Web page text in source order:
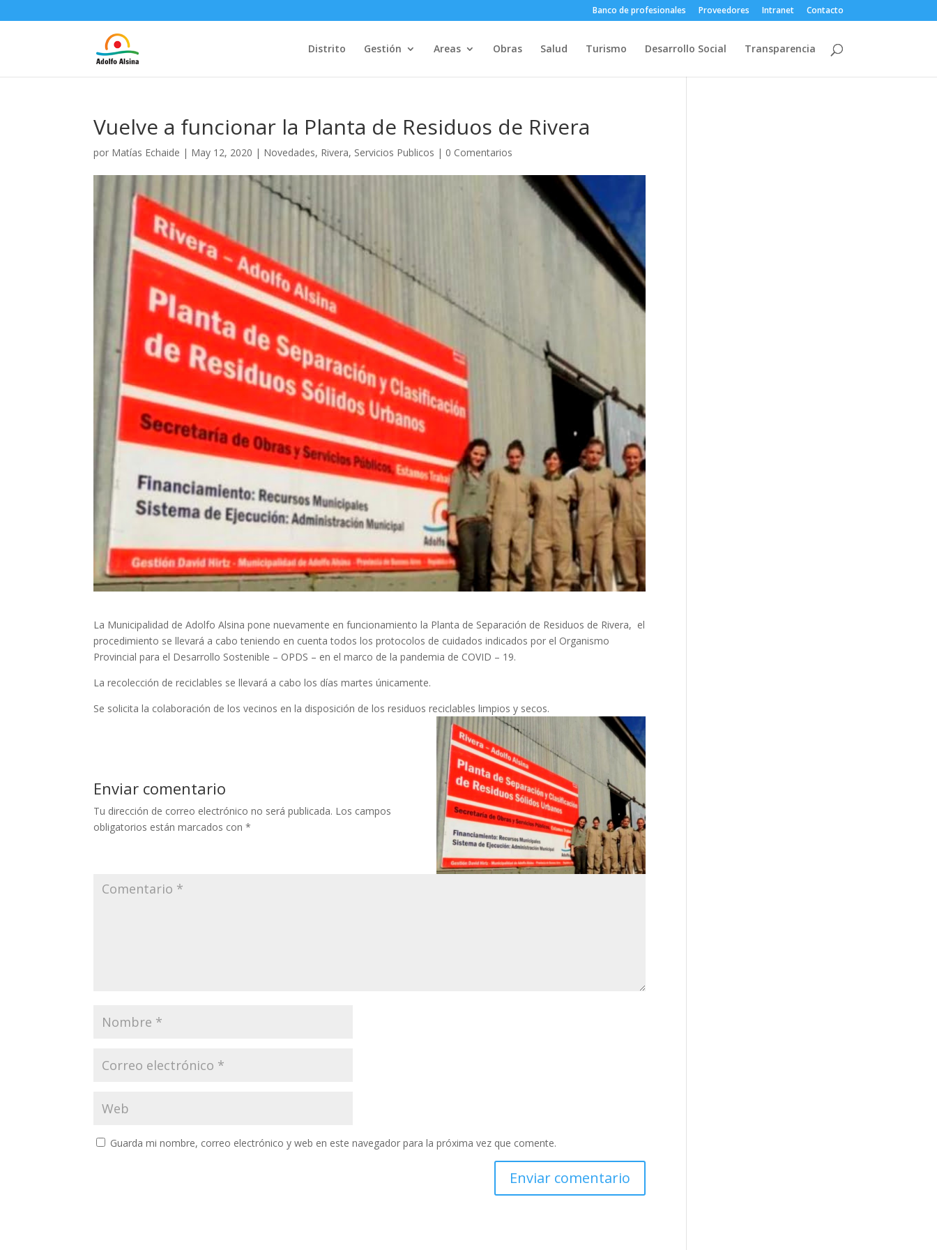
Banco de profesionales Proveedores Intranet Contacto
Distrito Gestión Areas Obras Salud Turismo Desarrollo Social Transparencia
Vuelve a funcionar la Planta de Residuos de Rivera
por Matías Echaide | May 12, 2020 | Novedades, Rivera, Servicios Publicos | 0 Comentarios
La Municipalidad de Adolfo Alsina pone nuevamente en funcionamiento la Planta de Separación de Residuos de Rivera, el
procedimiento se llevará a cabo teniendo en cuenta todos los protocolos de cuidados indicados por el Organismo
Provincial para el Desarrollo Sostenible – OPDS – en el marco de la pandemia de COVID – 19.
La recolección de reciclables se llevará a cabo los días martes únicamente.
Se solicita la colaboración de los vecinos en la disposición de los residuos reciclables limpios y secos.
Enviar comentario
Tu dirección de correo electrónico no será publicada. Los campos
obligatorios están marcados con*
Guarda mi nombre, correo electrónico y web en este navegador para la próxima vez que comente.